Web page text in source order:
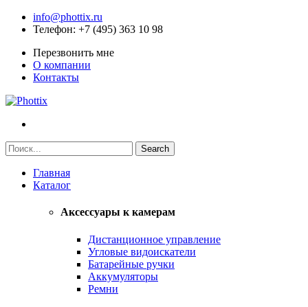
info@phottix.ru
Телефон: +7 (495) 363 10 98
Перезвонить мне
О компании
Контакты
Главная
Каталог
Аксессуары к камерам
Дистанционное управление
Угловые видоискатели
Батарейные ручки
Аккумуляторы
Ремни